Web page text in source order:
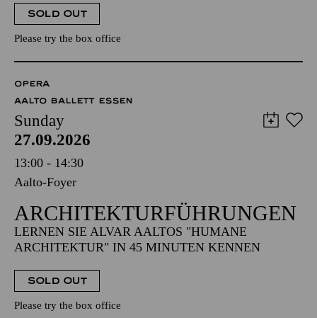
SOLD OUT
Please try the box office
OPERA
AALTO BALLETT ESSEN
Sunday
27.09.2026
13:00 - 14:30
Aalto-Foyer
ARCHITEKTUR­FÜHRUNGEN
LERNEN SIE ALVAR AALTOS "HUMANE
ARCHITEKTUR" IN 45 MINUTEN KENNEN
SOLD OUT
Please try the box office